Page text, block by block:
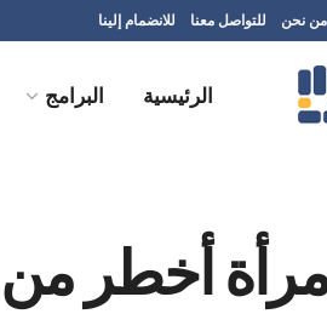
من نحن للتواصل معنا للانضمام إلينا
الرئيسية البرامج
أخطر